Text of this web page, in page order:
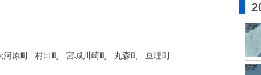
河原町 村田町 宮城川崎町 丸森町
亘理町